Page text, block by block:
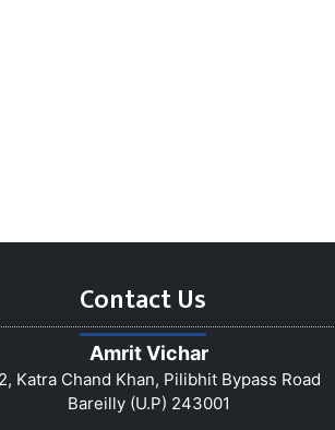
Contact Us
Amrit Vichar
Katra Chand Khan, Pilibhit Bypass Road
Bareilly (U.P) 243001